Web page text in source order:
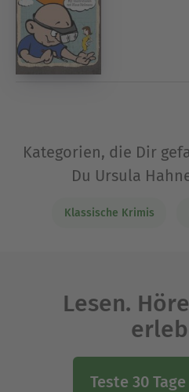
Kategorien, die Dir
Du Ursula
Klassische Krimis
Lesen.
Teste 30